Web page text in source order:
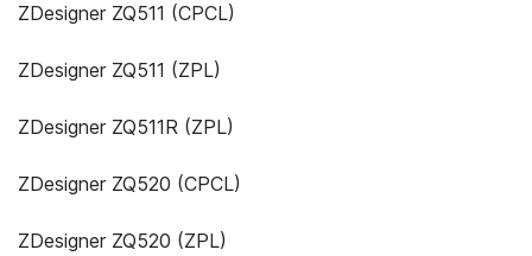
ZDesigner ZQ511 (CPCL)
ZDesigner ZQ511 (ZPL)
ZDesigner ZQ511R (ZPL)
ZDesigner ZQ520 (CPCL)
ZDesigner ZQ520 (ZPL)